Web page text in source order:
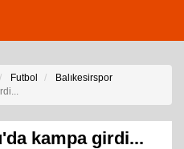
Futbol
Balıkesirspor
kampa girdi...